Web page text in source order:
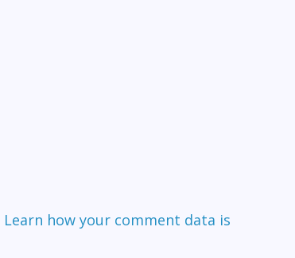
Learn how your comment data is